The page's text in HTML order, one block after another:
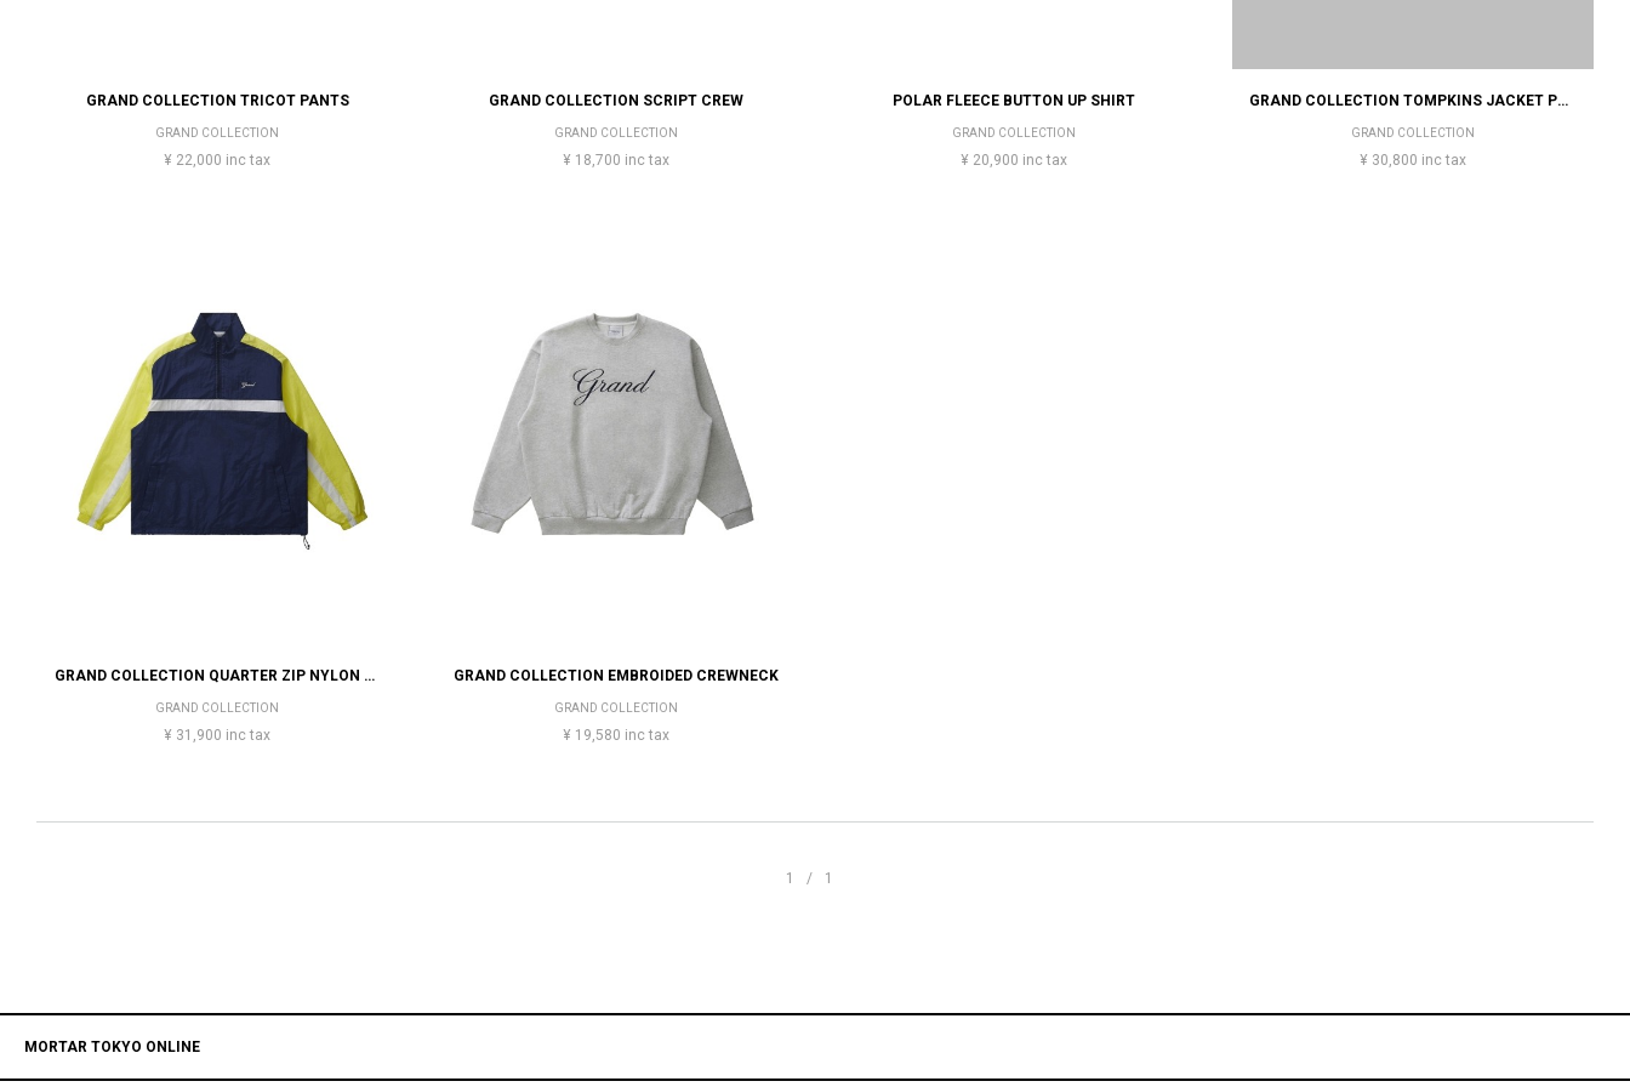
GRAND COLLECTION TRICOT PANTS
GRAND COLLECTION
¥ 22,000 inc tax
GRAND COLLECTION SCRIPT CREW
GRAND COLLECTION
¥ 18,700 inc tax
POLAR FLEECE BUTTON UP SHIRT
GRAND COLLECTION
¥ 20,900 inc tax
GRAND COLLECTION TOMPKINS JACKET POLY/RAYO
GRAND COLLECTION
¥ 30,800 inc tax
GRAND COLLECTION QUARTER ZIP NYLON PULLOVER
GRAND COLLECTION
¥ 31,900 inc tax
GRAND COLLECTION EMBROIDED CREWNECK
GRAND COLLECTION
¥ 19,580 inc tax
1/1
MORTAR TOKYO ONLINE